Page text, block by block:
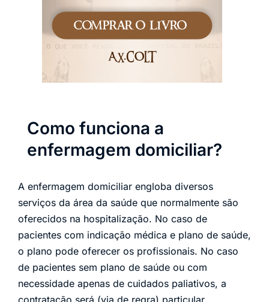
Como funciona a
enfermagem domiciliar?
A enfermagem domiciliar engloba diversos
serviços da área da saúde que normalmente são
oferecidos na hospitalização. No caso de
pacientes com indicação médica e plano de saúde,
o plano pode oferecer os profissionais. No caso
de pacientes sem plano de saúde ou com
necessidade apenas de cuidados paliativos, a
contratação será (via de regra) particular.